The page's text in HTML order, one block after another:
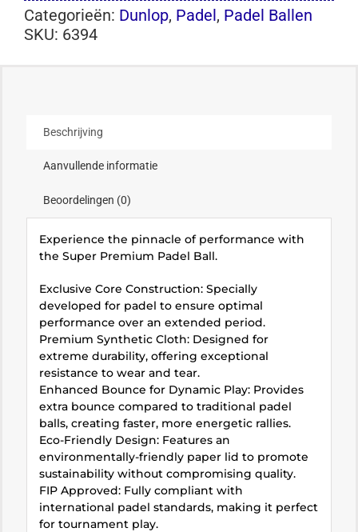
Categorieën: Dunlop, Padel, Padel Ballen
SKU: 6394
Beschrijving
Aanvullende informatie
Beoordelingen (0)
Experience the pinnacle of performance with
the Super Premium Padel Ball.
Exclusive Core Construction: Specially
developed for padel to ensure optimal
performance over an extended period.
Premium Synthetic Cloth: Designed for
extreme durability, offering exceptional
resistance to wear and tear.
Enhanced Bounce for Dynamic Play: Provides
extra bounce compared to traditional padel
balls, creating faster, more energetic rallies.
Eco-Friendly Design: Features an
environmentally-friendly paper lid to promote
sustainability without compromising quality.
FIP Approved: Fully compliant with
international padel standards, making it perfect
for tournament play.